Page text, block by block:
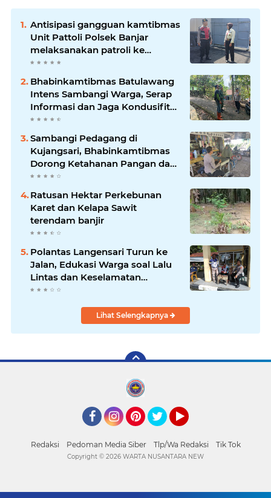
Antisipasi gangguan kamtibmas
Unit Pattoli Polsek Banjar
melaksanakan patroli ke
tempat-tempat keramaian di
wilayah hukum
Bhabinkamtibmas Batulawang
Intens Sambangi Warga, Serap
Informasi dan Jaga Kondusifitas
Lingkungan
Sambangi Pedagang di
Kujangsari, Bhabinkamtibmas
Dorong Ketahanan Pangan dan
Keamanan Lingkungan
Ratusan Hektar Perkebunan
Karet dan Kelapa Sawit
terendam banjir
Polantas Langensari Turun ke
Jalan, Edukasi Warga soal Lalu
Lintas dan Keselamatan
Berkendara
Lihat Selengkapnya
Redaksi Pedoman Media Siber Tlp/Wa Redaksi Tik Tok
Copyright © 2026 WARTA NUSANTARA NEW